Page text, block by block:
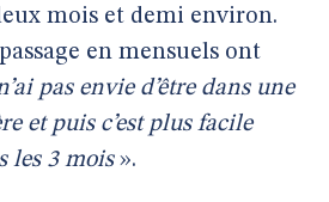
mois et demi environ.
en mensuels ont
pas envie d’être dans une
et puis c’est plus facile
les 3 mois».